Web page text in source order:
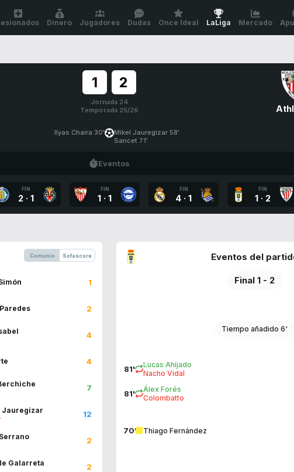
Dinero Jugadores Dudas Once Ideal LaLiga Mercado
1 2
Jornada 24
Temporada 25/26
Ilyas Chaira 30'
Mikel Jauregizar 58'
Sancet 71'
Eventos
FIN
2 · 1
FIN
1 · 1
FIN
4 · 1
FIN
1 · 2
Comunio Sofascore
1
2
4
4
7
Jauregizar 12
2
Galarreta 2
Eventos del
Final 1 - 2
Tiempo añadido 6'
81'
Lucas Ahijado
Nacho Vidal
81'
Álex Forés
Colombatto
70' Thiago Fernández